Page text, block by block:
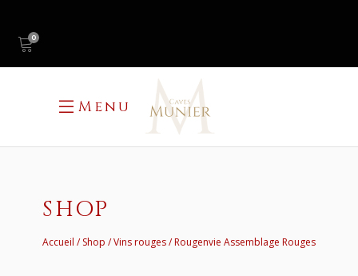
0
Menu
SHOP
Accueil Shop Vins rouges Rougenvie Assemblage Rouges